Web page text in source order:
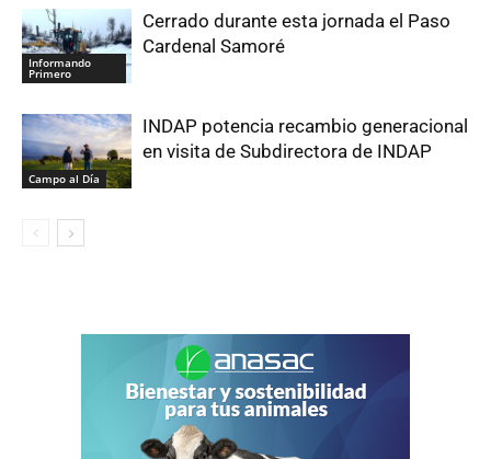
Informando
Primero
Cerrado durante esta jornada el Paso
Cardenal Samoré
Campo al Día
INDAP potencia recambio generacional
en visita de Subdirectora de INDAP